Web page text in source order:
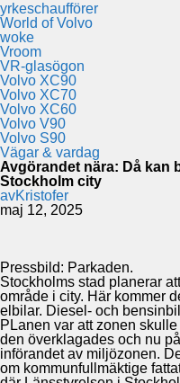
yrkeschaufförer
World of Volvo
woke
Vroom
VR-glasögon
Volvo XC90
Volvo XC70
Volvo XC60
Volvo V90
Volvo S90
Vägar & vardag
Avgörandet nära: Då kan
Stockholm city
avKristofer
maj 12, 2025
Pressbild: Parkaden.
Stockholms stad planerar
område i city. Här kommer
elbilar. Diesel- och
PLanen var att zonen
den överklagades och nu
införandet av miljözonen.
om kommunfullmäktige